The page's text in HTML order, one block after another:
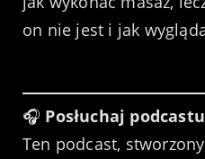
on nie jest i jak
🎧 Posłuchaj podcastu
Ten podcast,